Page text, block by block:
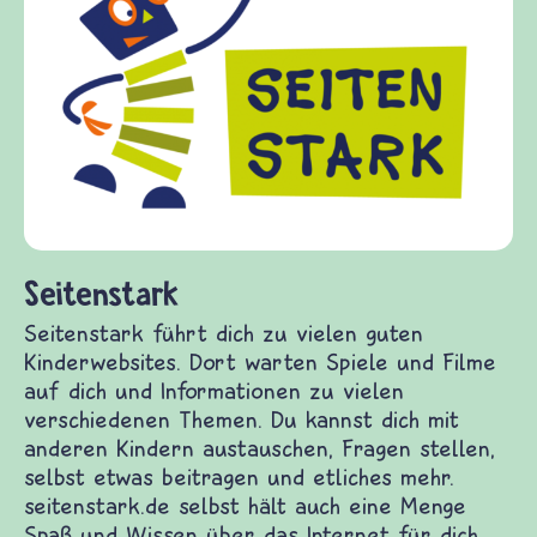
führt dich zu vielen guten
Dort warten Spiele und Filme auf
und Informationen zu vielen verschiedenen
Du kannst dich mit anderen Kindern
Fragen stellen, selbst etwas beitragen
etliches mehr. seitenstark.de selbst hält auch
und